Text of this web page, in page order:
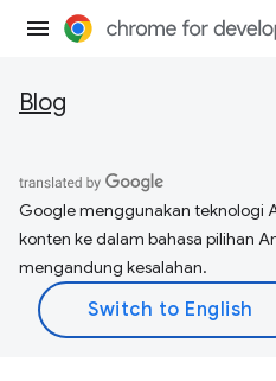
Blog
Google menggunakan teknologi
konten ke dalam bahasa pilihan
mengandung kesalahan.